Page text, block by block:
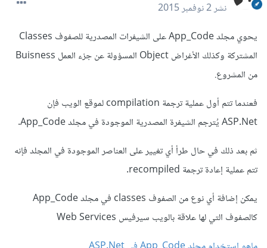
نشر2 نوفمبر 2015
يحوي مجلد App_Code على الشيفرات المصدرية للصفوف Classes
المشتركة وكذلك الأغراض Object المسؤولة عن جزء العمل Buisness
من المشروع.
فعندما تتم أول عملية ترجمة compilation لموقع الويب فإن
ASP.Net يُترجم الشيفرة المصدرية الموجودة في مجلد App_Code.
ثم بعد ذلك في حال طرأ أي تغيير على العناصر الموجودة في المجلد فإنه
تتم عملية إعادة ترجمة recompiled.
يمكن إضافة أي نوع من الصفوف classes في مجلد App_Code
كالصفوف التي لها علاقة بالويب سيرفيس Web Services